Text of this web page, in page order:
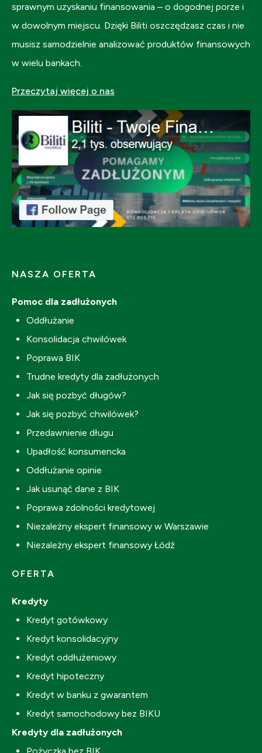
sprawnym uzyskaniu finansowania – o dogodnej porze i
w dowolnym miejscu. Dzięki Biliti oszczędzasz czas i nie
musisz samodzielnie analizować produktów finansowych
w wielu bankach.
Przeczytaj więcej o nas
NASZA OFERTA
Pomoc dla zadłużonych
Oddłużanie
Konsolidacja chwilówek
Poprawa BIK
Trudne kredyty dla zadłużonych
Jak się pozbyć długów?
Jak się pozbyć chwilówek?
Przedawnienie długu
Upadłość konsumencka
Oddłużanie opinie
Jak usunąć dane z BIK
Poprawa zdolności kredytowej
Niezależny ekspert finansowy w Warszawie
Niezależny ekspert finansowy Łódź
OFERTA
Kredyty
Kredyt gotówkowy
Kredyt konsolidacyjny
Kredyt oddłużeniowy
Kredyt hipoteczny
Kredyt w banku z gwarantem
Kredyt samochodowy bez BIKU
Kredyty dla zadłużonych